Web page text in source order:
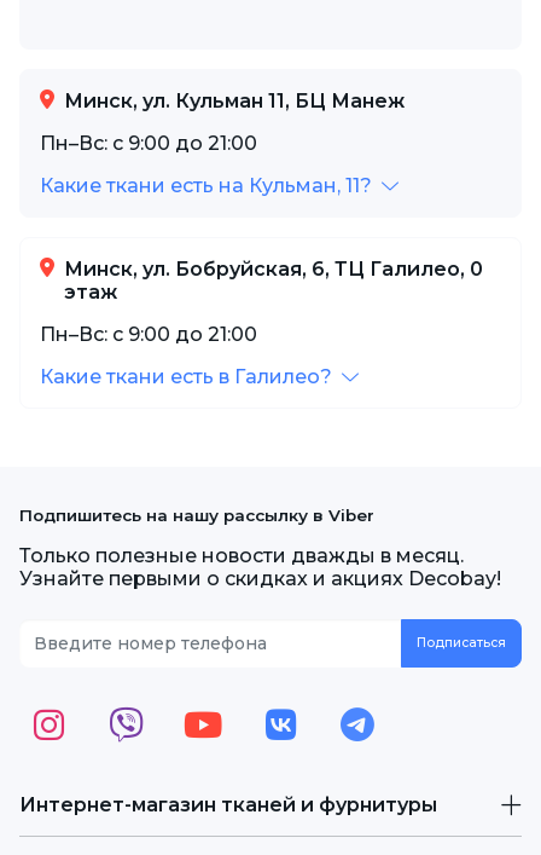
Минск, ул. Кульман 11, БЦ Манеж
Пн–Вс: с 9:00 до 21:00
Какие ткани есть на Кульман, 11?
Минск, ул. Бобруйская, 6, ТЦ Галилео, 0
этаж
Пн–Вс: с 9:00 до 21:00
Какие ткани есть в Галилео?
Интернет-магазин тканей и фурнитуры
Подпишитесь на нашу рассылку в Viber
Только полезные новости дважды в месяц.
Узнайте первыми о скидках и акциях Decobay!